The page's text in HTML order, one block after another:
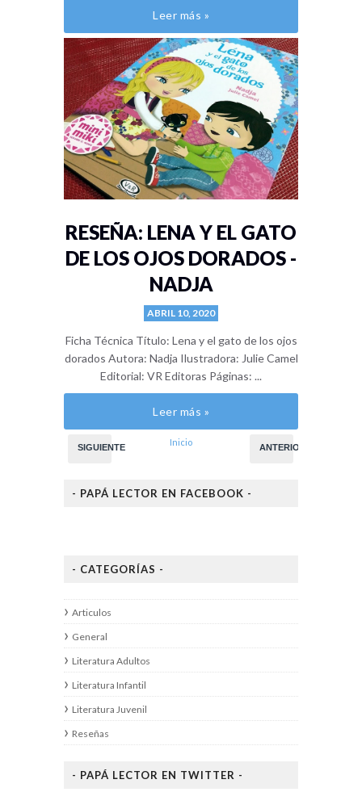
Leer más »
RESEÑA: LENA Y EL GATO
DE LOS OJOS DORADOS -
NADJA
ABRIL 10, 2020
Ficha Técnica Título: Lena y el gato de los ojos
dorados Autora: Nadja Ilustradora: Julie Camel
Editorial: VR Editoras Páginas: ...
Leer más »
SIGUIENTE ANTERIOR
Inicio
- PAPÁ LECTOR EN FACEBOOK -
- CATEGORÍAS -
Articulos
General
Literatura Adultos
Literatura Infantil
Literatura Juvenil
Reseñas
- PAPÁ LECTOR EN TWITTER -